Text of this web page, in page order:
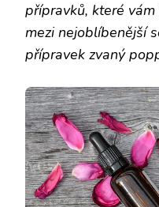
přípravků, které
mezi nejoblíbenější
přípravek zvaný